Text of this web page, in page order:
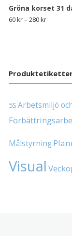
Gröna korset 31
60kr– 280kr
5S Arbetsmiljö
Målstyrning
Visual